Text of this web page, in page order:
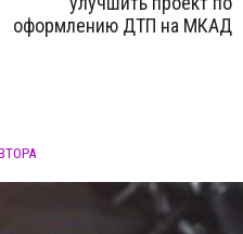
оформлению ДТП на МКАД